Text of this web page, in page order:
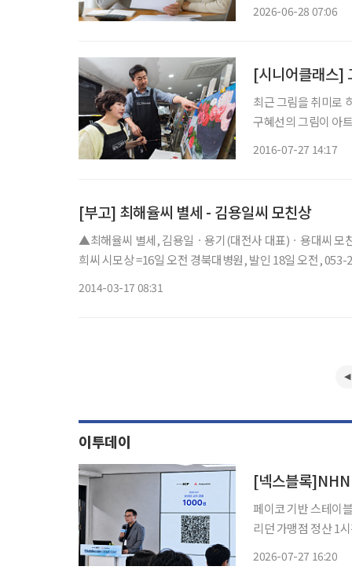
2026-06-28 07:06
[시니어클래스]
최근 그림을 취미로
구혜선의 그림이 아
2016-07-27 14:17
[부고] 최해율씨 별세 - 김용일씨 모친상
▲최해율씨 별세, 김용일ㆍ용기(대전사 대표)ㆍ용대씨 모
희씨 시모상 =16일 오전 경북대병원, 발인 18일 오전,
2014-03-17 08:31
이투데이
페이코 기반 스테이
리던 가맹점 정산 1
2026-07-27 16:20